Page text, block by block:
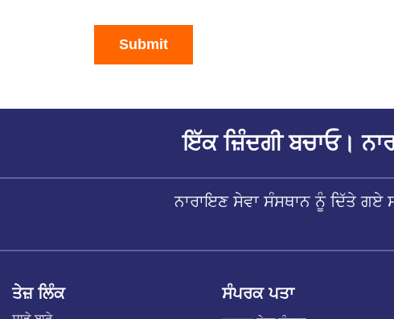
Submit
ਇੱਕ ਜ਼ਿੰਦਗੀ ਬਚਾਓ।
ਨਾਰਾਇਣ ਸੇਵਾ ਸੰਸਥਾਨ ਨੂੰ ਦਿੱਤੇ ਗਏ
ਤੇਜ਼ ਲਿੰਕ ਸੰਪਰਕ ਪਤਾ